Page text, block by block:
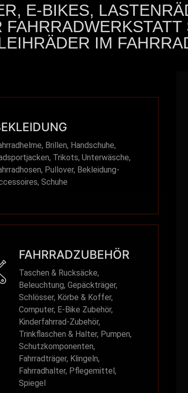
E-BIKES,
IM
Brillen, Handschuhe,
Trikots, Unterwäsche,
Pullover, Bekleidung-
Schuhe
FAHRRADZUBEHÖR
Taschen & Rucksäcke,
Beleuchtung, Gepäckträger,
Schlösser, Körbe & Koffer,
Computer, E-Bike Zubehör,
Kinderfahrrad-Zubehör,
Trinkflaschen & Halter, Pumpen,
Schutzkomponenten,
Fahrradträger, Klingeln,
Fahrradhalter, Pflegemittel,
Spiegel